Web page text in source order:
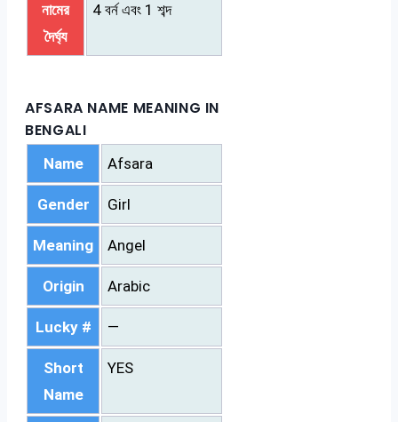
নামের
দৈর্ঘ্য
4 বর্ন এবং 1 শব্দ
AFSARA NAME MEANING IN
BENGALI
Name Afsara
Gender Girl
Meaning Angel
Origin Arabic
Lucky # —
Short
Name
YES